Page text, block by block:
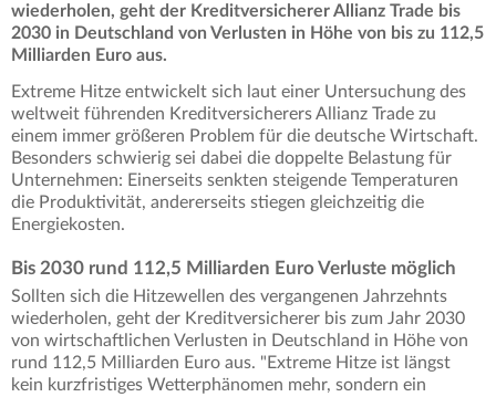
wiederholen, geht der Kreditversicherer Allianz Trade bis
2030 in Deutschland von Verlusten in Höhe von bis zu 112,5
Milliarden Euro aus.
Extreme Hitze entwickelt sich laut einer Untersuchung des
weltweit führenden Kreditversicherers Allianz Trade zu
einem immer größeren Problem für die deutsche Wirtschaft.
Besonders schwierig sei dabei die doppelte Belastung für
Unternehmen: Einerseits senkten steigende Temperaturen
die Produktivität, andererseits stiegen gleichzeitig die
Energiekosten.
Bis 2030 rund 112,5 Milliarden Euro Verluste möglich
Sollten sich die Hitzewellen des vergangenen Jahrzehnts
wiederholen, geht der Kreditversicherer bis zum Jahr 2030
von wirtschaftlichen Verlusten in Deutschland in Höhe von
rund 112,5 Milliarden Euro aus. "Extreme Hitze ist längst
kein kurzfristiges Wetterphänomen mehr, sondern ein